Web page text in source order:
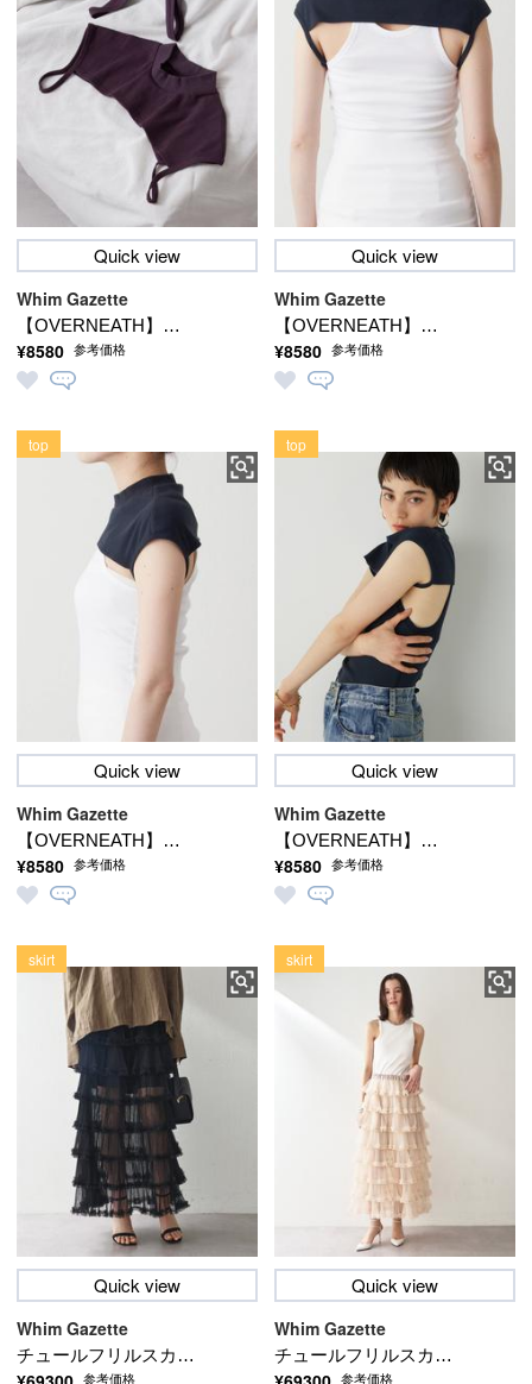
Quick view
【OVERNEATH】
RibMock063
Whim Gazette
¥8580 参考価格
Quick view
【OVERNEATH】
RibMock063
Whim Gazette
¥8580 参考価格
Quick view
【OVERNEATH】
RibMock063
Whim Gazette
¥8580 参考価格
top
Quick view
【OVERNEATH】
RibMock063
Whim Gazette
¥8580 参考価格
top
Quick view
チュールフリルスカー
Whim Gazette
参考価格
skirt
Quick view
チュールフリルスカー
Whim Gazette
参考価格
skirt